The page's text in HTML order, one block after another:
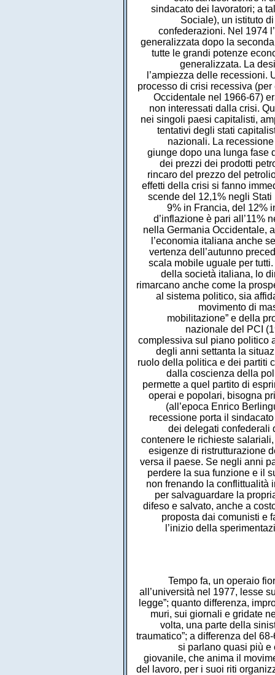
Tempo fa, un operaio fiorentino ha narrato lo stupore provato quando, recatosi ad un’assemblea all’università nel 1977, lesse sul muro dell’aula che la doveva ospitare la seguente scritta: “operaio chi legge”; quanto differenza, improvvisa e netta, con le parole di adulazione alla classe operaia scritte sui muri, sui giornali e gridate nei cortei fino a poco tempo prima26. Col movimento del ‘77, per la prima volta, una parte della sinistra considera “l’essere operaio un disvalore: è un mutamento radicale e traumatico”; a differenza del 68-69, nel 1977 gli operai e gli studenti sono spesso due soggetti “che non si parlano quasi più e che quando si parlano non si capiscono”27; in una parte di quel mondo giovanile, che anima il movimento, c’è un preciso e risentito rifiuto per la cultura operaia, per il mondo del lavoro, per i suoi riti organizzativi e le sue manifestazioni di lotta. A Torino, che è stata in quegli anni la capitale simbolica della rappresentazione della centralità operaia, un sotterraneo sommovimento interno ed esterno sta lavorando ad eroderla. Dal 1976, fino al 1978, alla Fiat sono riprese le assunzioni, quindicimila giovani operai e operaie entrano in fabbrica, è l’ultima grande chiamata prima della crisi e del ridimensionamento del numero dei lavoratori. “Alla Fiat i nuovi assunti sono molto diversi dagli immigrati degli anni sessanta: in maggioranza donne, mediamente più giovani e istruiti sono pienamente inseriti nel tessuto urbano È diverso il loro rapporto col lavoro, a partire dal motivo per cui si rifiutano di entrare in qualsiasi altra fabbrica che non sia la Fiat, infatti l’azienda torinese sembra capace di garantire una sicurezza del lavoro che non viene più valutata solo secondo i tradizionali criteri della retribuzione ma anche in base a quelli della quantità di lavoro, della difesa sindacale, dei più alti margini di discrezionalità che il lavoratore può ricavarsi”28. Più che agli operai tradizionali essi appaiono come “studenti travestiti da operai, femministe travestite da operaie, omosessuali travestiti da operai [cioè] soggetti sociali definiti che diventano anche operai”29. Questo accade mentre la propaganda comunista mette in atto l’ultima grande sovrarappresentazione della classe operaia, ormai diventata, visto che i comunisti stanno davanti alle porte del governo (ma non vi entreranno), una classe che si è fatta Stato e che quindi sa rinunciare ai suoi interessi particolari in nome di quelli generali e